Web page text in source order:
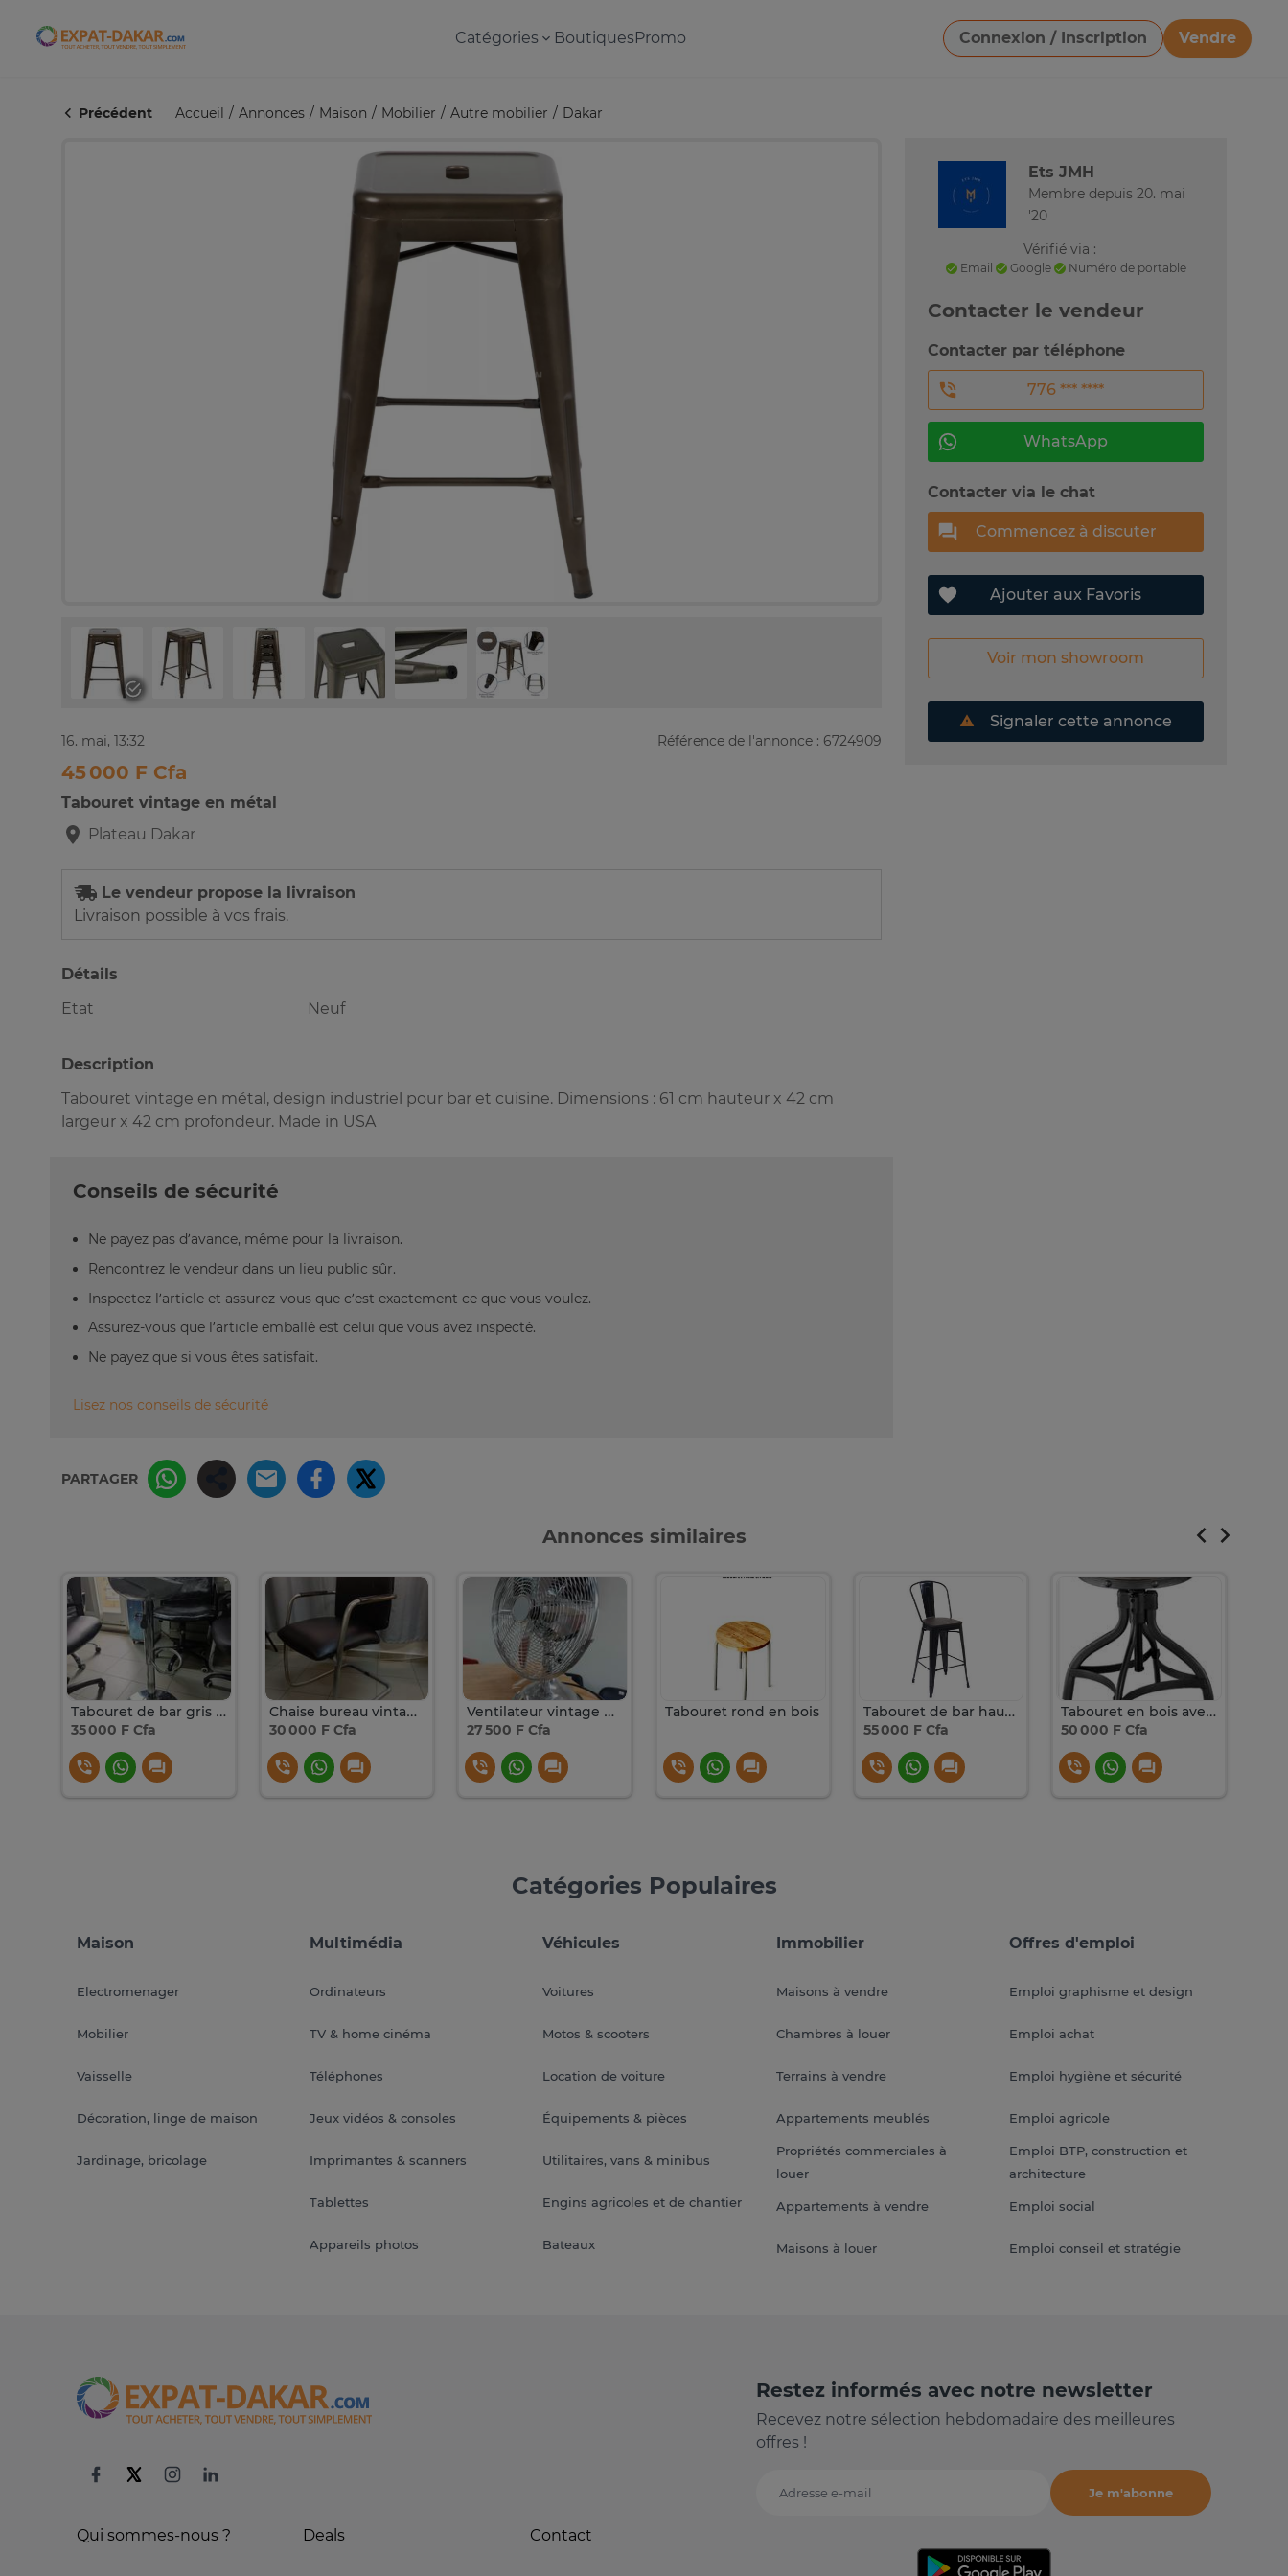
Expat-Dakar Catégories BoutiquesPromo Connexion / Inscription
Vendre
Télécharger une image
Précédent Accueil Annonces Maison Mobilier Autre mobilier Dakar
16. mai, 13:32 Référence de l'annonce : 6724909
45 000 F Cfa
Tabouret vintage en métal
Plateau Dakar
Le vendeur propose la livraison
Livraison possible à vos frais.
Détails
Etat
Neuf
Description
Tabouret vintage en métal, design industriel pour bar et cuisine. Dimensions : 61 cm hauteur x 42 cm
largeur x 42 cm profondeur. Made in USA
Conseils de sécurité
Ne payez pas d’avance, même pour la livraison.
Rencontrez le vendeur dans un lieu public sûr.
Inspectez l’article et assurez-vous que c’est exactement ce que vous voulez.
Assurez-vous que l’article emballé est celui que vous avez inspecté.
Ne payez que si vous êtes satisfait.
Lisez nos conseils de sécurité
PARTAGER
Ets JMH
Membre depuis 20. mai
'20
Vérifié via :
Email Google Numéro de portable
Contacter le vendeur
Contacter par téléphone
776 *** ****
WhatsApp
Contacter via le chat
Commencez à discuter
Ajouter aux Favoris
Voir mon showroom
Signaler cette annonce
Annonces similaires
Tabouret de bar gris réglable métal design
35 000 F Cfa
Chaise bureau vintage cuir synthétique noir métal
30 000 F Cfa
Ventilateur vintage métal chromé 3 vitesses puissant
27 500 F Cfa
Tabouret rond en bois
Tabouret de bar haut siège en bois
55 000 F Cfa
Tabouret en bois avec hauteur ajustable (50-64cm)
50 000 F Cfa
Catégories Populaires
Maison
Electromenager
Mobilier
Vaisselle
Décoration, linge de maison
Jardinage, bricolage
Multimédia
Ordinateurs
TV & home cinéma
Téléphones
Jeux vidéos & consoles
Imprimantes & scanners
Tablettes
Appareils photos
Véhicules
Voitures
Motos & scooters
Location de voiture
Équipements & pièces
Utilitaires, vans & minibus
Engins agricoles et de chantier
Bateaux
Immobilier
Maisons à vendre
Chambres à louer
Terrains à vendre
Appartements meublés
Propriétés commerciales à
louer
Appartements à vendre
Maisons à louer
Offres d'emploi
Emploi graphisme et design
Emploi achat
Emploi hygiène et sécurité
Emploi agricole
Emploi BTP, construction et
architecture
Emploi social
Emploi conseil et stratégie
Qui sommes-nous ? Deals Contact
Restez informés avec notre newsletter
Recevez notre sélection hebdomadaire des meilleures
offres !
Adresse e-mail
Je m'abonne